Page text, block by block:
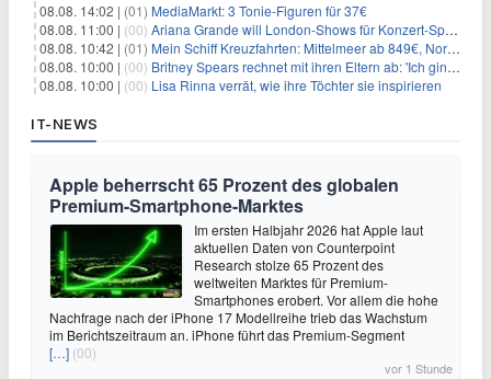
08.08. 14:02 | (01) MediaMarkt: 3 Tonie-Figuren für 37€
08.08. 11:00 | (00) Ariana Grande will London-Shows für Konzert-Special filmen
08.08. 10:42 | (01) Mein Schiff Kreuzfahrten: Mittelmeer ab 849€, Norwegen ab 999€ p.P.
08.08. 10:00 | (00) Britney Spears rechnet mit ihren Eltern ab: 'Ich ging zwei Monate lang auf die Knie und weinte'
08.08. 10:00 | (00) Lisa Rinna verrät, wie ihre Töchter sie inspirieren
IT-NEWS
Apple beherrscht 65 Prozent des globalen
Premium-Smartphone-Marktes
Im ersten Halbjahr 2026 hat Apple laut
aktuellen Daten von Counterpoint
Research stolze 65 Prozent des
weltweiten Marktes für Premium-
Smartphones erobert. Vor allem die hohe
Nachfrage nach der iPhone 17 Modellreihe trieb das Wachstum
im Berichtszeitraum an. iPhone führt das Premium-Segment
[…] (00)
vor 1 Stunde